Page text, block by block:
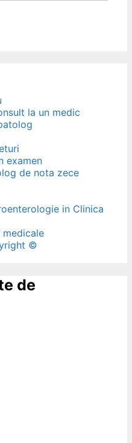
la un medic
examen
de nota zece
in Clinica
medicale
©
de